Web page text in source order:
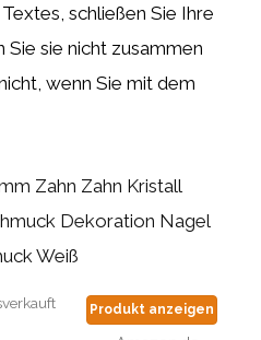
schließen Sie Ihre
sie nicht zusammen
wenn Sie mit dem
Zahn Zahn Kristall
Dekoration Nagel
Weiß
Produkt anzeigen